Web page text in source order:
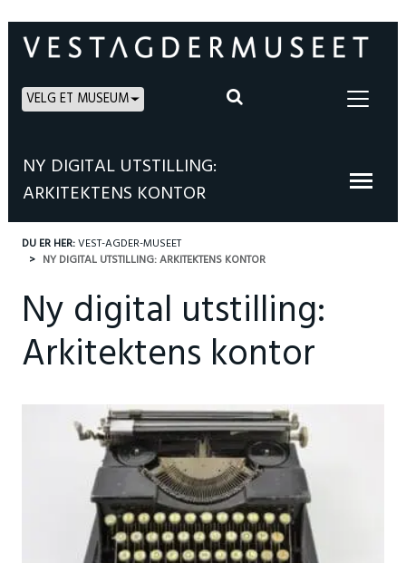
VELG ET MUSEUM
NY DIGITAL UTSTILLING:
ARKITEKTENS KONTOR
DU ER HER:VEST-AGDER-MUSEET
NY DIGITAL UTSTILLING: ARKITEKTENS KONTOR
Ny digital utstilling:
Arkitektens kontor